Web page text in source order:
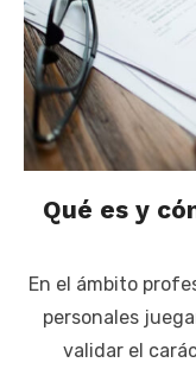
Qué es y
En el ámbito
personales
validar el